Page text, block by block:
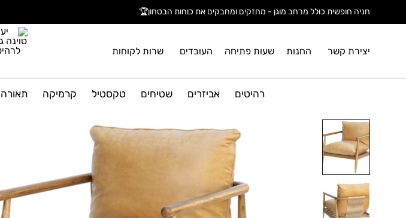
חניה חופשית כולל מרחב מוגן - מחזקים ומחבקים את כוחות הבטחון🏆
יצירת קשר החנות שעות פתיחה העובדים שרות לקוחות
יעקב
טוינה
גלריה
לרהיטים
רהיטים אביזרים שטיחים טקסטיל קרמיקה תאורה